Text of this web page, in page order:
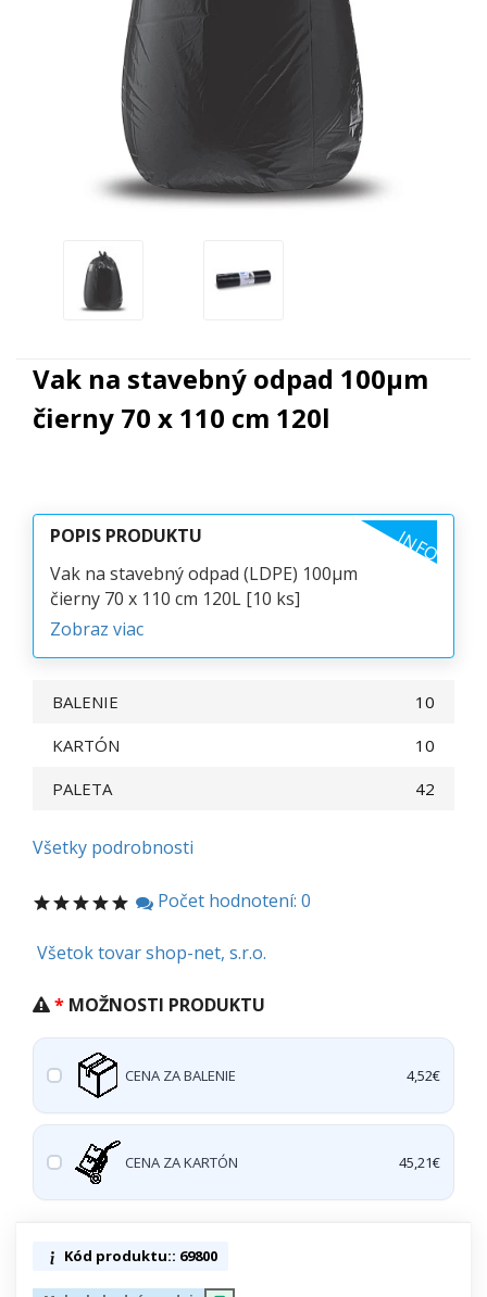
Vak na stavebný odpad 100µm
čierny 70 x 110 cm 120l
POPIS PRODUKTU INFO
Vak na stavebný odpad (LDPE) 100µm
čierny 70 x 110 cm 120L [10 ks]
Zobraz viac
BALENIE
10
KARTÓN
10
PALETA
42
Všetky podrobnosti
Počet hodnotení: 0
Všetok tovar shop-net, s.r.o.
MOŽNOSTI PRODUKTU
CENA ZA BALENIE 4,52€
CENA ZA KARTÓN 45,21€
Kód produktu:: 69800